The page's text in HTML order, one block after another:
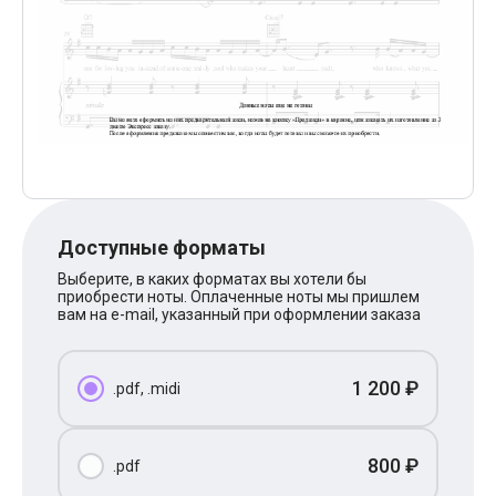
XOLIDAYBOY
Ваня Дмитриенко
Анна Герман
Полина Гагарина
Монеточка
Ласковый Май
BTS
Billie Eilish
Макс Корж
Алена Швец
Michael Jackson
Modern Talking
BEARWOLF
Олег Газманов
Юрий Шатунов
Доступные форматы
Выберите, в каких форматах вы хотели бы
приобрести ноты. Оплаченные ноты мы пришлем
вам на e-mail, указанный при оформлении заказа
.pdf, .midi 1 200 ₽
.pdf 800 ₽